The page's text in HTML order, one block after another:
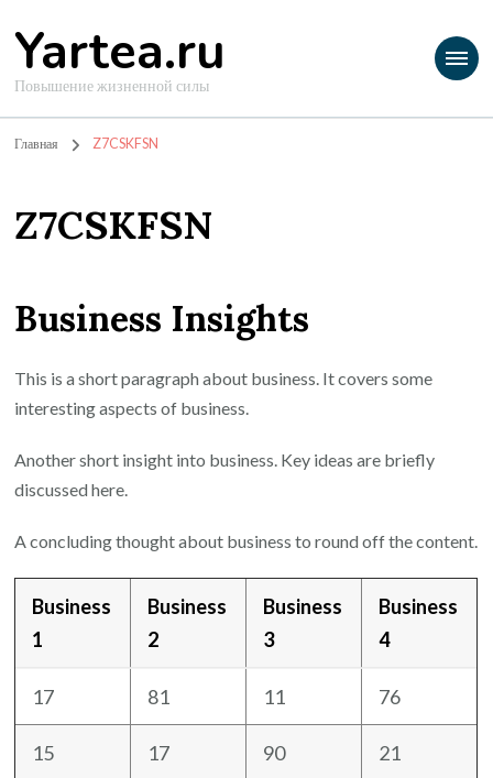
Yartea.ru
Повышение жизненной силы
Главная Z7CSKFSN
Z7CSKFSN
Business Insights
This is a short paragraph about business. It covers some
interesting aspects of business.
Another short insight into business. Key ideas are briefly
discussed here.
A concluding thought about business to round off the content.
Business
1
Business
2
Business
3
Business
4
17 81 11 76
15 17 90 21